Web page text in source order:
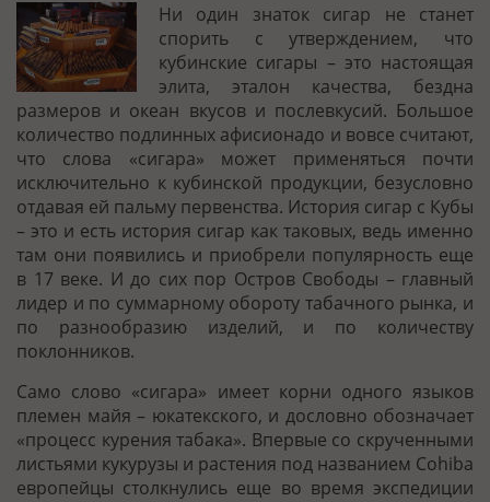
Ни один знаток сигар не станет
спорить с утверждением, что
кубинские сигары – это настоящая
элита, эталон качества, бездна
размеров и океан вкусов и послевкусий. Большое
количество подлинных афисионадо и вовсе считают,
что слова «сигара» может применяться почти
исключительно к кубинской продукции, безусловно
отдавая ей пальму первенства. История сигар с Кубы
– это и есть история сигар как таковых, ведь именно
там они появились и приобрели популярность еще
в 17 веке. И до сих пор Остров Свободы – главный
лидер и по суммарному обороту табачного рынка, и
по разнообразию изделий, и по количеству
поклонников.
Само слово «сигара» имеет корни одного языков
племен майя – юкатекского, и дословно обозначает
«процесс курения табака». Впервые со скрученными
листьями кукурузы и растения под названием Cohiba
европейцы столкнулись еще во время экспедиции